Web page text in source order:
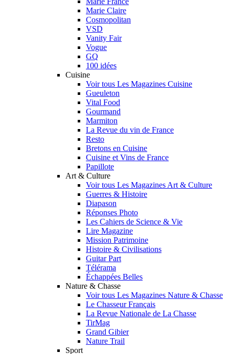
Marie Claire
Cosmopolitan
VSD
Vanity Fair
Vogue
GQ
100 idées
Cuisine
Voir tous Les Magazines Cuisine
Gueuleton
Vital Food
Gourmand
Marmiton
La Revue du vin de France
Resto
Bretons en Cuisine
Cuisine et Vins de France
Papillote
Art & Culture
Voir tous Les Magazines Art & Culture
Guerres & Histoire
Diapason
Réponses Photo
Les Cahiers de Science & Vie
Lire Magazine
Mission Patrimoine
Histoire & Civilisations
Guitar Part
Télérama
Échappées Belles
Nature & Chasse
Voir tous Les Magazines Nature & Chasse
Le Chasseur Français
La Revue Nationale de La Chasse
TirMag
Grand Gibier
Nature Trail
Sport